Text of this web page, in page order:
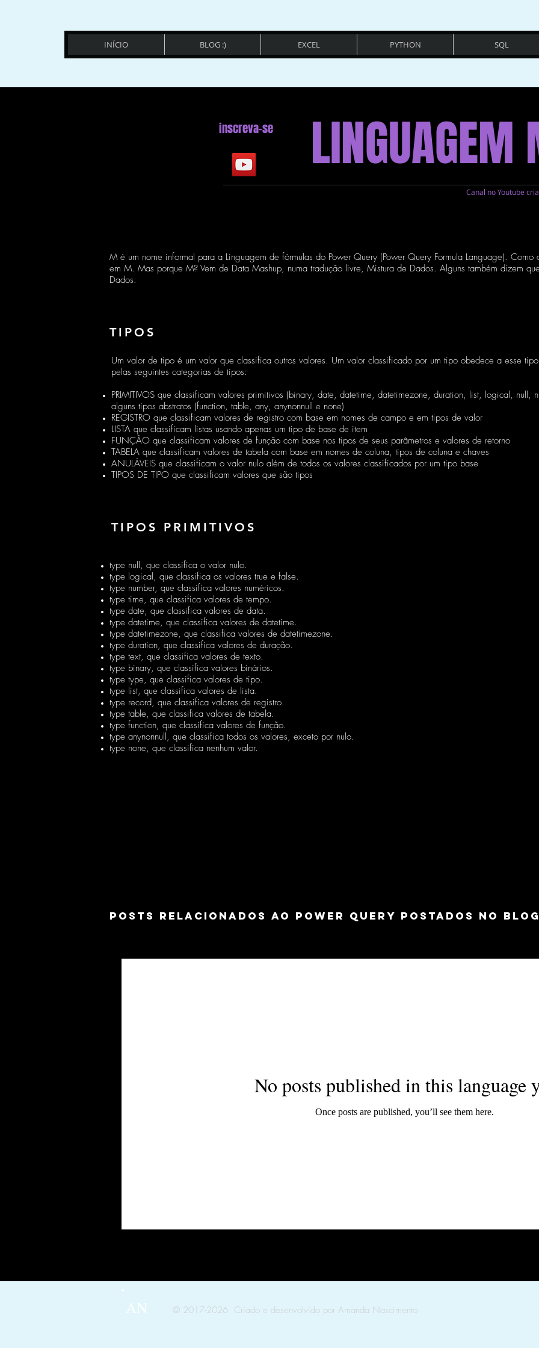
INÍCIO BLOG :) EXCEL PYTHON SQL
inscreva-se LINGUAGEM
Canal no Youtube
M é um nome informal para a Linguagem de fórmulas do Power Query (Power Query Formula Language).
em M. Mas porque M? Vem de Data Mashup, numa tradução livre, Mistura de Dados. Alguns também dizem
Dados.
TIPOS
Um valor de tipo é um valor que classifica outros valores. Um valor classificado por um tipo obedece a esse
pelas seguintes categorias de tipos:
PRIMITIVOS que classificam valores primitivos (binary, date, datetime, datetimezone, duration, list, logical, null,
alguns tipos abstratos (function, table, any, anynonnull e none)
REGISTRO que classificam valores de registro com base em nomes de campo e em tipos de valor
LISTA que classificam listas usando apenas um tipo de base de item
FUNÇÃO que classificam valores de função com base nos tipos de seus parâmetros e valores de retorno
TABELA que classificam valores de tabela com base em nomes de coluna, tipos de coluna e chaves
ANULÁVEIS que classificam o valor nulo além de todos os valores classificados por um tipo base
TIPOS DE TIPO que classificam valores que são tipos
TIPOS PRIMITIVOS
type null, que classifica o valor nulo.
type logical, que classifica os valores true e false.
type number, que classifica valores numéricos.
type time, que classifica valores de tempo.
type date, que classifica valores de data.
type datetime, que classifica valores de datetime.
type datetimezone, que classifica valores de datetimezone.
type duration, que classifica valores de duração.
type text, que classifica valores de texto.
type binary, que classifica valores binários.
type type, que classifica valores de tipo.
type list, que classifica valores de lista.
type record, que classifica valores de registro.
type table, que classifica valores de tabela.
type function, que classifica valores de função.
type anynonnull, que classifica todos os valores, exceto por nulo.
type none, que classifica nenhum valor.
POSTS RELACIONADOS AO POWER QUERY POSTADOS NO
No posts published in this language
Once posts are published, you’ll see them here.
AN © 2017-2026 Criado e desenvolvido por Amanda Nascimento